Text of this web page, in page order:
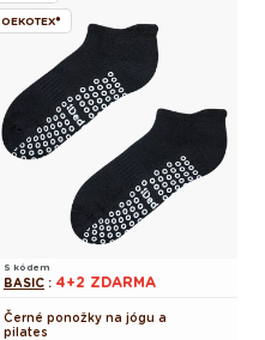
OEKOTEX®
S kódem
BASIC : 4+2 ZDARMA
Černé ponožky na jógu a
pilates